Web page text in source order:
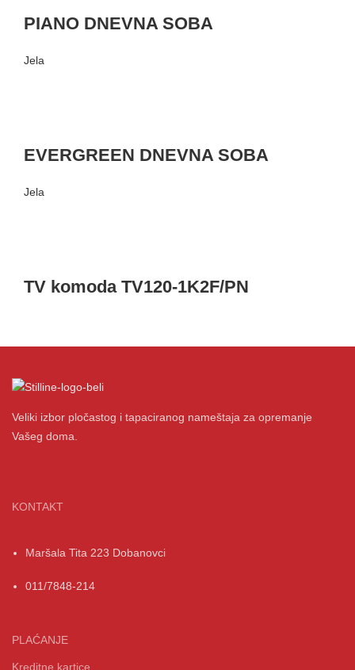
PIANO DNEVNA SOBA
Jela
EVERGREEN DNEVNA SOBA
Jela
TV komoda TV120-1K2F/PN
Veliki izbor pločastog i tapaciranog nameštaja za opremanje
Vašeg doma.
KONTAKT
Maršala Tita 223 Dobanovci
011/7848-214
PLAĆANJE
Kreditne kartice